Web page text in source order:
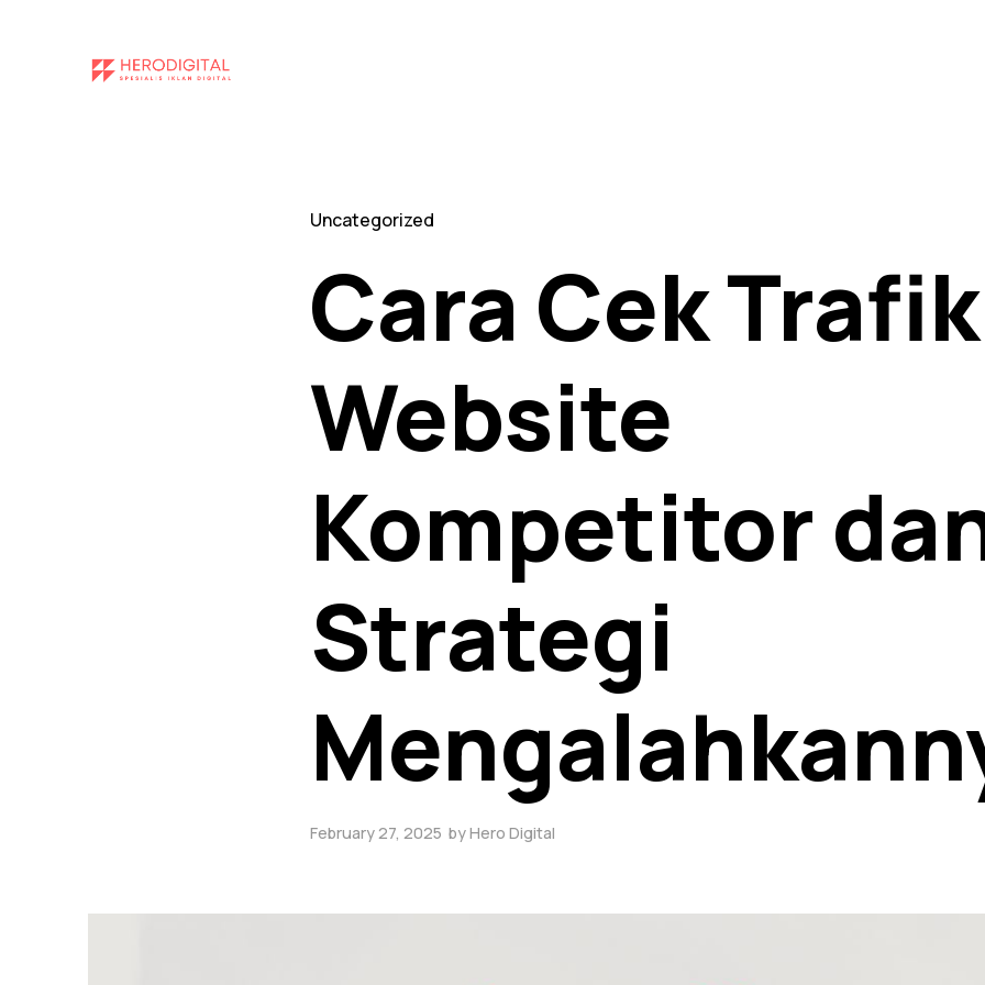
Uncategorized
Cara Cek Trafik
Website
Kompetitor
Strategi
February 27, 2025 byHero Digital